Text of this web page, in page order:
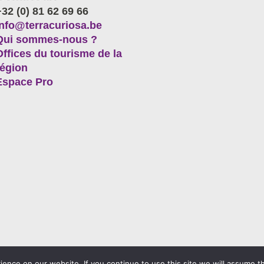
(0) 81 62 69 66
sommes-nous ?
du tourisme de la
Pro